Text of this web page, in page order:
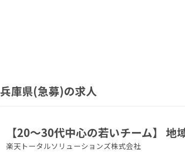
兵庫県(急募)の求人
【20～30代中心の若いチーム】
楽天トータルソリューションズ株式会社